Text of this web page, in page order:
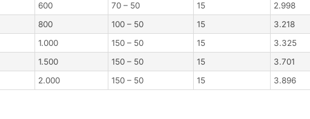
600 70 – 50 15 2.998
800 100 – 50 15 3.218
1.000 150 – 50 15 3.325
1.500 150 – 50 15 3.701
2.000 150 – 50 15 3.896